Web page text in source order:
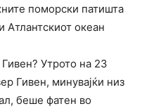
поморски патишта
Атлантскиот океан
Утрото на 23
Гивен, минувајќи низ
беше фатен во